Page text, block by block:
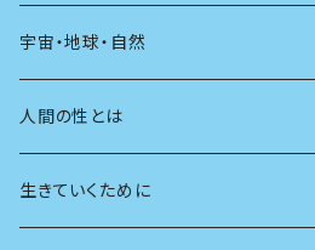
友達
学校
宇宙・地球・自然
動物
植物
人間の性とは
生きていくために